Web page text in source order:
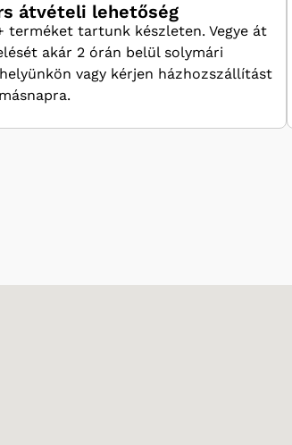
átvételi lehetőség
terméket tartunk készleten. Vegye át
akár 2 órán belül solymári
vagy kérjen házhozszállítást